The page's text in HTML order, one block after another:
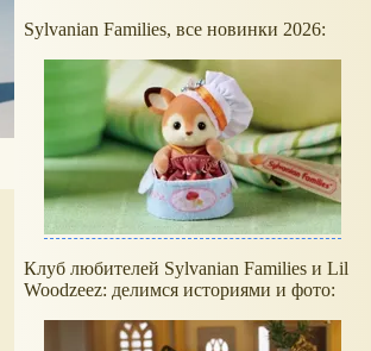
Sylvanian Families, все новинки 2026:
Клуб любителей Sylvanian Families и Lil
Woodzeez: делимся историями и фото: